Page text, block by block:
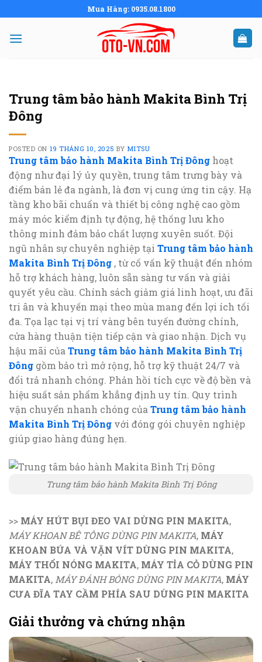
to
content
Mua Hàng: 0935.08.1800
Trung tâm bảo hành Makita Bình Trị
Đông
POSTED ON 19 THÁNG 10, 2025 BY MITSU
Trung tâm bảo hành Makita Bình Trị Đông hoạt
động như đại lý ủy quyền, trung tâm trưng bày và
điểm bán lẻ đa ngành, là đơn vị cung ứng tin cậy. Hạ
tầng kho bãi chuẩn và thiết bị công nghệ cao gồm
máy móc kiểm định tự động, hệ thống lưu kho
thông minh đảm bảo chất lượng xuyên suốt. Đội
ngũ nhân sự chuyên nghiệp tại Trung tâm bảo hành
Makita Bình Trị Đông , từ cố vấn kỹ thuật đến nhóm
hỗ trợ khách hàng, luôn sẵn sàng tư vấn và giải
quyết yêu cầu. Chính sách giảm giá linh hoạt, ưu đãi
tri ân và khuyến mại theo mùa mang đến lợi ích tối
đa. Tọa lạc tại vị trí vàng bên tuyến đường chính,
cửa hàng thuận tiện tiếp cận và giao nhận. Dịch vụ
hậu mãi của Trung tâm bảo hành Makita Bình Trị
Đông gồm bảo trì mở rộng, hỗ trợ kỹ thuật 24/7 và
đổi trả nhanh chóng. Phản hồi tích cực về độ bền và
hiệu suất sản phẩm khẳng định uy tín. Quy trình
vận chuyển nhanh chóng của Trung tâm bảo hành
Makita Bình Trị Đông với đóng gói chuyên nghiệp
giúp giao hàng đúng hẹn.
Trung tâm bảo hành Makita Bình Trị Đông
>> MÁY HÚT BỤI ĐEO VAI DÙNG PIN MAKITA,
MÁY KHOAN BÊ TÔNG DÙNG PIN MAKITA, MÁY
KHOAN BÚA VÀ VẶN VÍT DÙNG PIN MAKITA,
MÁY THỔI NÓNG MAKITA, MÁY TỈA CỎ DÙNG PIN
MAKITA, MÁY ĐÁNH BÓNG DÙNG PIN MAKITA, MÁY
CƯA ĐĨA TAY CẦM PHÍA SAU DÙNG PIN MAKITA
Giải thưởng và chứng nhận